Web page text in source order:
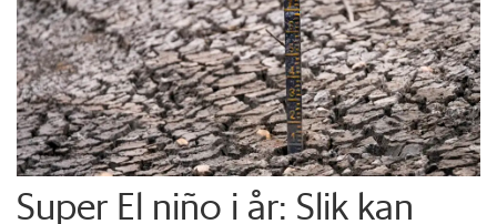
Super El niño i år: Slik kan